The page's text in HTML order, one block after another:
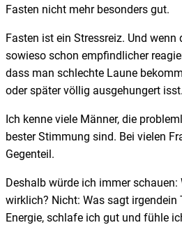
Fasten nicht mehr besonders gut.
Fasten ist ein Stressreiz. Und wenn
sowieso schon empfindlicher
dass man schlechte Laune
oder später völlig ausgehungert isst.
Ich kenne viele Männer, die
bester Stimmung sind. Bei vielen
Gegenteil.
Deshalb würde ich immer
wirklich? Nicht: Was sagt irgendein
Energie, schlafe ich gut und fühle